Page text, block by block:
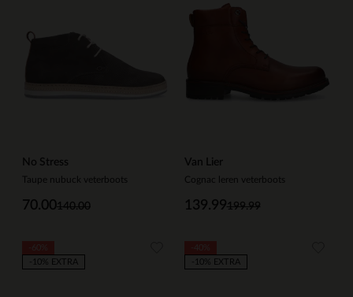
No Stress
Taupe nubuck veterboots
140.00
70.00
Van Lier
Cognac leren veterboots
199.99
139.99
-10% EXTRA
-10% EXTRA